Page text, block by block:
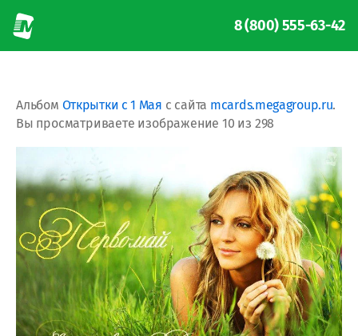
8 (800) 555-63-42
Альбом Открытки с 1 Мая с сайта mcards.megagroup.ru.
Вы просматриваете изображение 10 из 298